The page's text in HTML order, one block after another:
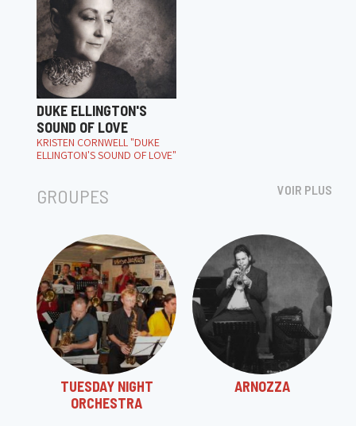
DUKE ELLINGTON'S
SOUND OF LOVE
KRISTEN CORNWELL "DUKE
ELLINGTON'S SOUND OF LOVE"
GROUPES VOIR PLUS
TUESDAY NIGHT
ORCHESTRA
ARNOZZA